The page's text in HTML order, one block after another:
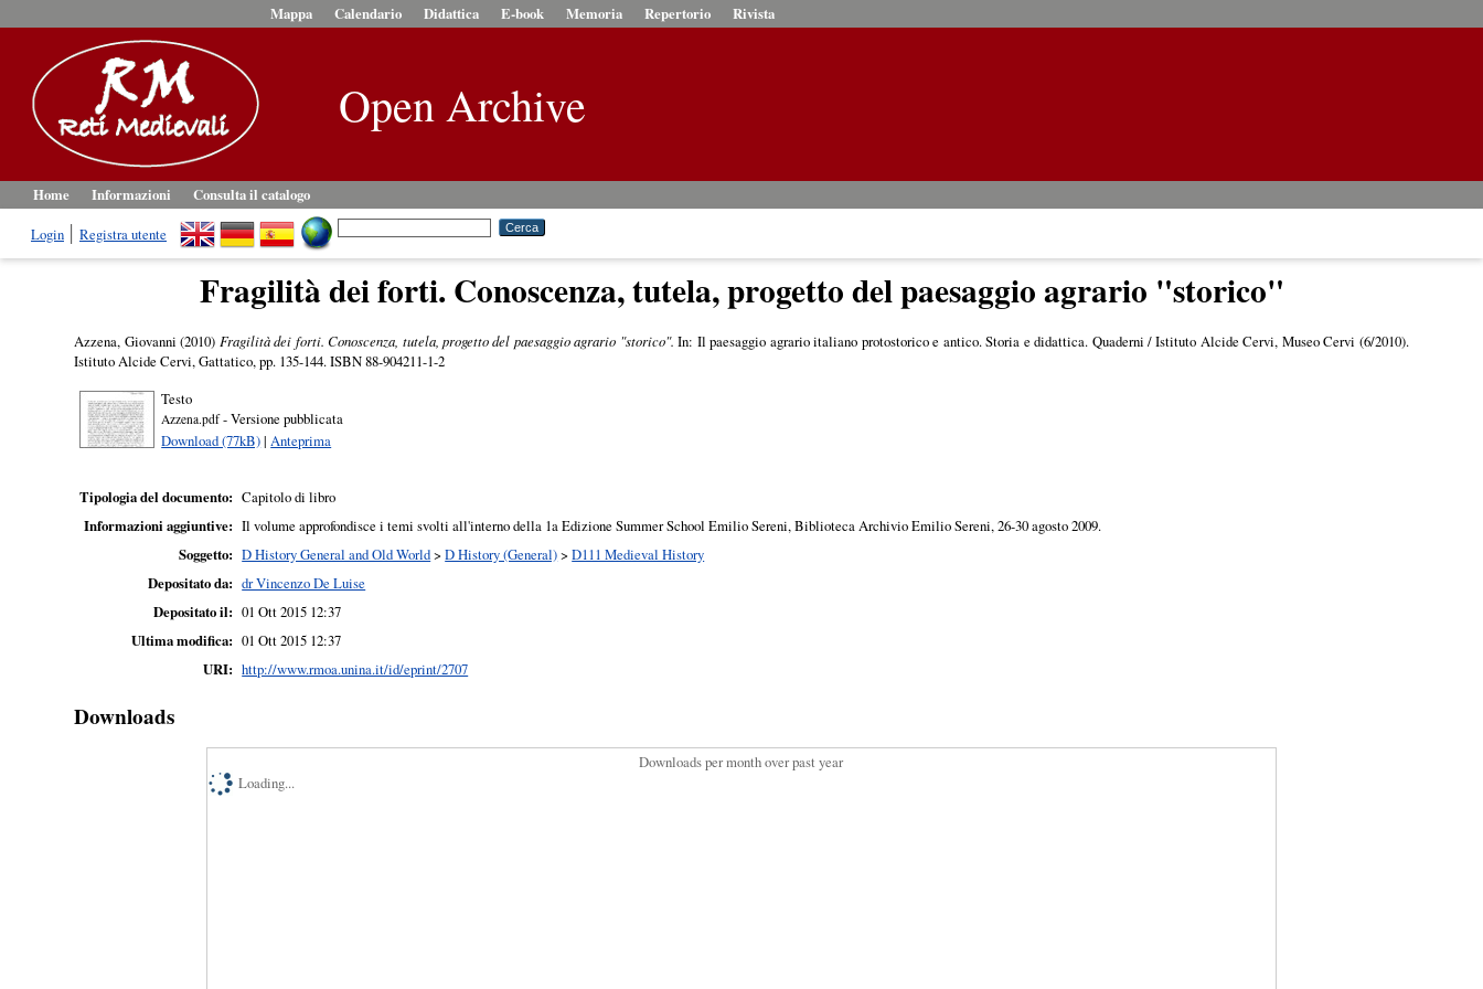
Mappa Calendario Didattica E-book Memoria Repertorio Rivista
Open Archive
Home Informazioni
Consulta il catalogo
Login
Registra utente
Fragilità dei forti. Conoscenza, tutela, progetto del paesaggio agrario "storico"
Azzena, Giovanni (2010) Fragilità dei forti. Conoscenza, tutela, progetto del paesaggio agrario "storico". In: Il paesaggio agrario italiano protostorico e antico. Storia e didattica. Quaderni / Istituto Alcide Cervi, Museo Cervi (6/2010).
Istituto Alcide Cervi, Gattatico, pp. 135-144. ISBN 88-904211-1-2
Testo
Azzena.pdf- Versione pubblicata
Download (77kB)| Anteprima
Tipologia del documento: Capitolo di libro
Informazioni aggiuntive: Il volume approfondisce i temi svolti all'interno della 1a Edizione Summer School Emilio Sereni, Biblioteca Archivio Emilio Sereni, 26-30 agosto 2009.
Soggetto: D History General and Old World>D History (General)>D111 Medieval History
Depositato da: dr Vincenzo De Luise
Depositato il: 01 Ott 2015 12:37
Ultima modifica: 01 Ott 2015 12:37
URI: http://www.rmoa.unina.it/id/eprint/2707
Downloads
Downloads per month over past year
Loading...